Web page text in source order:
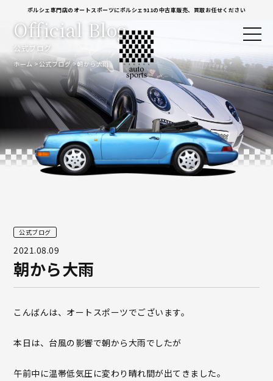
ポルシェ専門店のオートスポーツにポルシェ911の中古車販売、買取お任せください
公式ブログ
Official Blog
ホーム 公式ブログ 朝から大雨
公式ブログ
2021.08.09
朝から大雨
こんばんは、オートスポーツでございます。
本日は、台風の影響で朝から大雨でしたが
午前中に温帯低気圧に変わり晴れ間が出てきました。